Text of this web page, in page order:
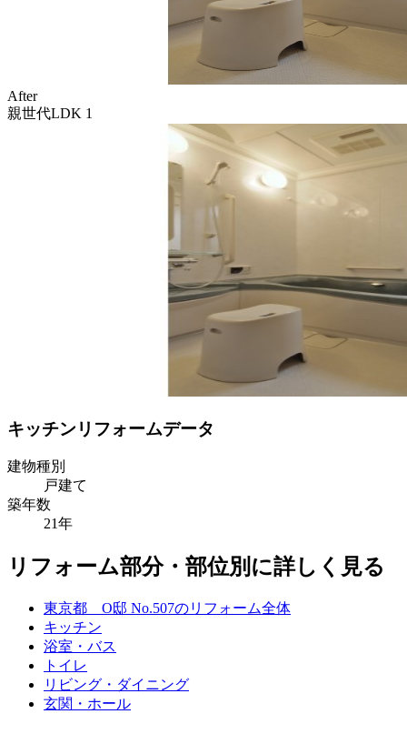
After
親世代LDK 1
キッチンリフォームデータ
建物種別
戸建て
築年数
21年
リフォーム部分・部位別に詳しく見る
東京都 O邸 No.507のリフォーム全体
キッチン
浴室・バス
トイレ
リビング・ダイニング
玄関・ホール